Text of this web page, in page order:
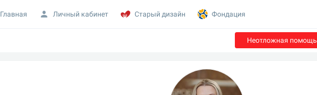
Неотложная помощь
Главная Личный кабинет Старый дизайн Фондация